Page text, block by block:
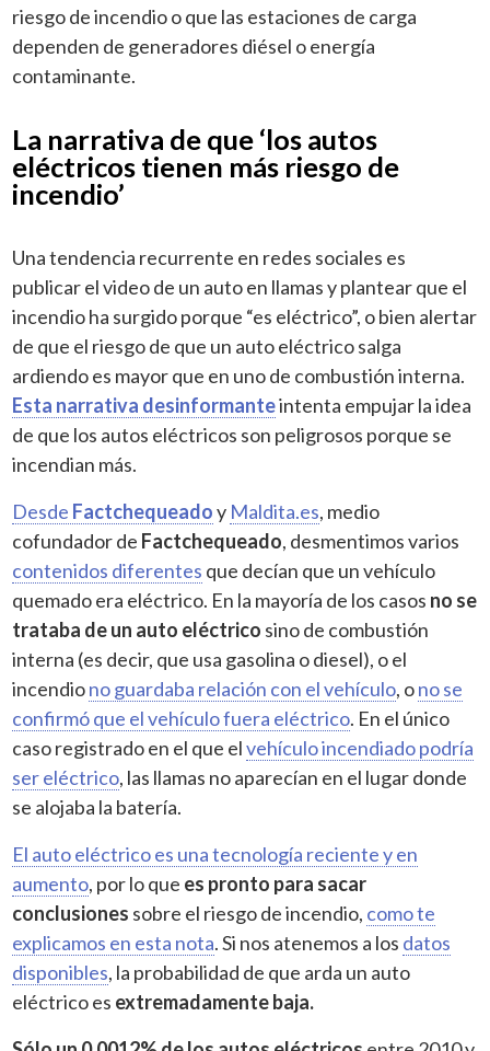
riesgo de incendio o que las estaciones de carga
dependen de generadores diésel o energía
contaminante.
La narrativa de que ‘los autos
eléctricos tienen más riesgo de
incendio’
Una tendencia recurrente en redes sociales es
publicar el video de un auto en llamas y plantear que el
incendio ha surgido porque “es eléctrico”, o bien alertar
de que el riesgo de que un auto eléctrico salga
ardiendo es mayor que en uno de combustión interna.
Esta narrativa desinformanteintenta empujar la idea
de que los autos eléctricos son peligrosos porque se
incendian más.
Desde Factchequeadoy Maldita.es, medio
cofundador de Factchequeado, desmentimos varios
contenidos diferentes que decían que un vehículo
quemado era eléctrico. En la mayoría de los casos no se
trataba de un auto eléctrico sino de combustión
interna (es decir, que usa gasolina o diesel), o el
incendiono guardaba relación con el vehículo, ono se
confirmó que el vehículo fuera eléctrico. En el único
caso registrado en el que elvehículo incendiado podría
ser eléctrico, las llamas no aparecían en el lugar donde
se alojaba la batería.
El auto eléctrico es una tecnología reciente y en
aumento, por lo que es pronto para sacar
conclusiones sobre el riesgo de incendio, como te
explicamos en esta nota. Si nos atenemos a los datos
disponibles, la probabilidad de que arda un auto
eléctrico es extremadamente baja.